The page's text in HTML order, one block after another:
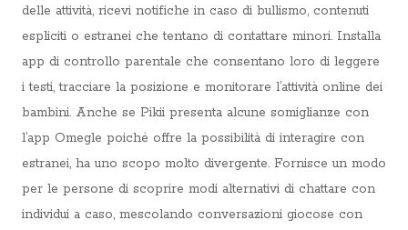
delle attività, ricevi notifiche in caso di bullismo, contenuti
espliciti o estranei che tentano di contattare minori. Installa
app di controllo parentale che consentano loro di leggere
i testi, tracciare la posizione e monitorare l’attività online dei
bambini. Anche se Pikii presenta alcune somiglianze con
l’app Omegle poiché offre la possibilità di interagire con
estranei, ha uno scopo molto divergente. Fornisce un modo
per le persone di scoprire modi alternativi di chattare con
individui a caso, mescolando conversazioni giocose con